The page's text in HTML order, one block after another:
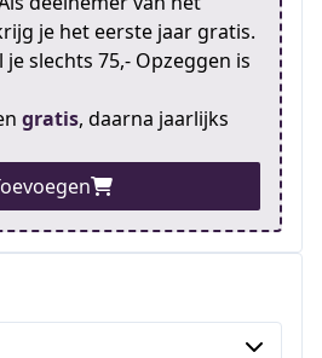
je het eerste jaar gratis.
slechts 75,- Opzeggen is
gratis, daarna jaarlijks